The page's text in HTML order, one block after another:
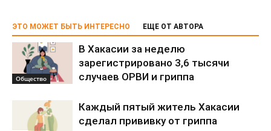
ЭТО МОЖЕТ БЫТЬ ИНТЕРЕСНО ЕЩЕ ОТ АВТОРА
Общество
В Хакасии за неделю
зарегистрировано 3,6 тысячи
случаев ОРВИ и гриппа
Каждый пятый житель Хакасии
сделал прививку от гриппа